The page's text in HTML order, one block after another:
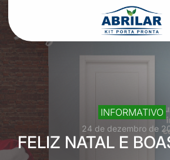
INFORMATIVO
24 de dezembro de
FELIZ NATAL E